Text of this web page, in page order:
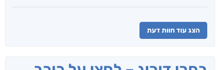
הצג עוד חוות דעת